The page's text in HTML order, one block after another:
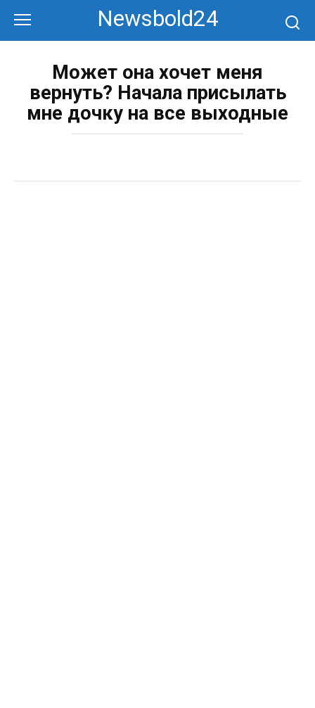
контенту
Newsbold24
Может она хочет меня
вернуть? Начала присылать
мне дочку на все выходные